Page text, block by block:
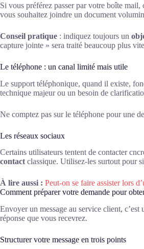
Si vous préférez passer par votre boîte mail,
vous souhaitez joindre un document
Conseil pratique : indiquez toujours un
capture jointe » sera traité beaucoup plus
Le téléphone : un canal limité mais utile
Le support téléphonique, quand il existe,
technique majeur ou un besoin de
Ne comptez pas sur le téléphone pour une
Les réseaux sociaux
Certains utilisateurs tentent de contacter
contact classique. Utilisez-les surtout pour
À lire aussi : Peut-on se faire assister lors
Comment préparer votre demande pour
Envoyer un message au service client,
réponse que vous recevrez.
Structurer votre message en trois points